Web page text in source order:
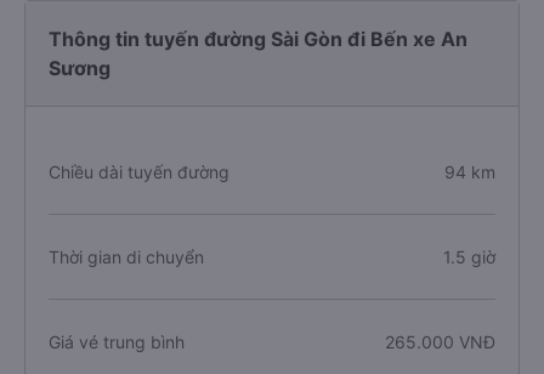
Thông tin tuyến đường Sài Gòn đi Bến xe An
Sương
Chiều dài tuyến đường 94 km
Thời gian di chuyển 1.5 giờ
Giá vé trung bình 265.000 VNĐ